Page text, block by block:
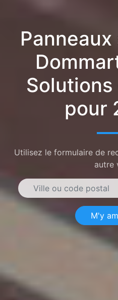
pour
Utilisez le formulaire de
autre
M'y